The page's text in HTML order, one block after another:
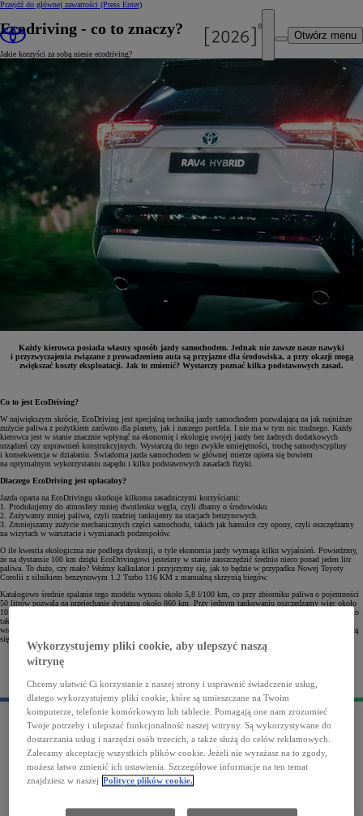
Przejdź do głównej zawartości (Press Enter)
Otwórz menu
Ecodriving - co to znaczy?
Jakie korzyści za sobą niesie ecodriving?
Każdy kierowca posiada własny sposób jazdy samochodem. Jednak nie zawsze nasze nawyki
i przyzwyczajenia związane z prowadzeniem auta są przyjazne dla środowiska, a przy okazji mogą
zwiększać koszty eksploatacji. Jak to zmienić? Wystarczy poznać kilka podstawowych zasad.
Co to jest EcoDriving?
W największym skrócie, EcoDriving jest specjalną techniką jazdy samochodem pozwalającą na jak najniższe
zużycie paliwa z pożytkiem zarówno dla planety, jak i naszego portfela. I nie ma w tym nic trudnego. Każdy
kierowca jest w stanie znacznie wpłynąć na ekonomię i ekologię swojej jazdy bez żadnych dodatkowych
urządzeń czy usprawnień konstrukcyjnych. Wystarczą do tego zwykłe umiejętności, trochę samodyscypliny
i konsekwencja w działaniu. Świadoma jazda samochodem w głównej mierze opiera się bowiem
na optymalnym wykorzystaniu napędu i kilku podstawowych zasadach fizyki.
Dlaczego EcoDriving jest opłacalny?
Jazda oparta na EcoDrivingu skutkuje kilkoma zasadniczymi korzyściami:
1. Produkujemy do atmosfery mniej dwutlenku węgla, czyli dbamy o środowisko.
2. Zużywamy mniej paliwa, czyli rzadziej tankujemy na stacjach benzynowych.
3. Zmniejszamy zużycie mechanicznych części samochodu, takich jak hamulce czy opony, czyli oszczędzamy
na wizytach w warsztacie i wymianach podzespołów.
O ile kwestia ekologiczna nie podlega dyskusji, o tyle ekonomia jazdy wymaga kilku wyjaśnień. Powiedzmy,
że na dystansie 100 km dzięki EcoDrivingowi jesteśmy w stanie zaoszczędzić średnio nieco ponad jeden litr
paliwa. To dużo, czy mało? Weźmy kalkulator i przyjrzymy się, jak to będzie w przypadku Nowej Toyoty
Corolii z silnikiem benzynowym 1.2 Turbo 116 KM z manualną skrzynią biegów.
Katalogowo średnie spalanie tego modelu wynosi około 5,8 l/100 km, co przy zbiorniku paliwa o pojemności
50 litrów pozwala na przejechanie dystansu około 860 km. Przy jednym tankowaniu oszczędzamy więc około
10 litrów paliwa, a w kieszeni zostaje nam w przybliżeniu 50 zł. Jednak jeśli weźmiemy pod uwagę ponad sto
takich tankowań do pełna i przejechanie 100 000 km, to robi nam się już blisko 6 000 zł oszczędności. Robi
wrażenie, zwłaszcza jeśli w tym czasie zużycie hamulców czy opon będzie mniejsze i automatycznie zmniejszą
się także wydatki na ich wymianę.
Wykorzystujemy pliki cookie, aby ulepszyć naszą
witrynę
Chcemy ułatwić Ci korzystanie z naszej strony i usprawnić świadczenie usług,
dlatego wykorzystujemy pliki cookie, które są umieszczane na Twoim
komputerze, telefonie komórkowym lub tablecie. Pomagają one nam zrozumieć
Twoje potrzeby i ulepszać funkcjonalność naszej witryny. Są wykorzystywane do
dostarczania usług i narzędzi osób trzecich, a także służą do celów reklamowych.
Zalecamy akceptację wszystkich plików cookie. Jeżeli nie wyrażasz na to zgody,
możesz łatwo zmienić ich ustawienia. Szczegółowe informacje na ten temat
znajdziesz w naszej Polityce plików cookie.